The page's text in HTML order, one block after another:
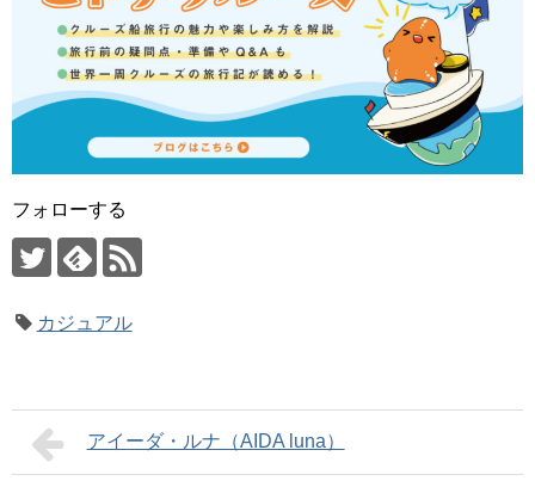
フォローする
カジュアル
アイーダ・ルナ（AIDA luna）